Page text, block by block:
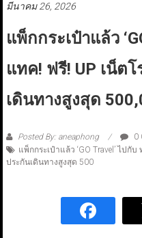
มีนาคม 26, 2026
แพ็กกระเป๋าแล้ว
แทค! ฟรี! UP เน็ต
เดินทางสูงสุด
Posted By: aneaphong
0
แพ็กกระเป๋าแล้ว ‘GO Travel’ ไปกั
ประกันเดินทางสูงสุด 500